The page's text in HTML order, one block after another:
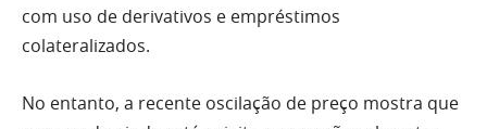
com uso de derivativos e empréstimos
colateralizados.
No entanto, a recente oscilação de preço mostra que